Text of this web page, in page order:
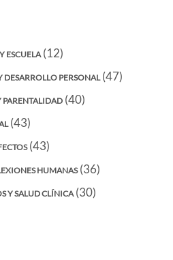
ESCUELA (12)
PERSONAL(47)
PARENTALIDAD (40)
(43)
(43)
HUMANAS(36)
Y SALUD CLÍNICA (30)